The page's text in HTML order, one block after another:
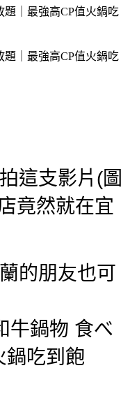
這支影片(圖
竟然就在宜
的朋友也可